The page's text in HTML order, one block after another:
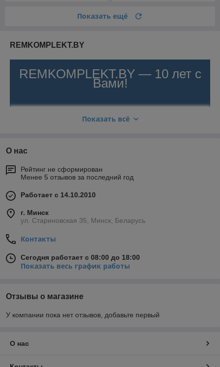
Показать ещё
REMKOMPLEKT.BY
REMKOMPLEKT.BY — 10 лет с
Вами!
Поставки ремкомплектов
всех заводов-
Смотреть каталог
Почему наши запчасти?
Оригиналь
комплекту
Официаль
Соответств
Показать всё
О нас
Рейтинг не сформирован
Менее 5 отзывов за последний год
Работает с 14.10.2010
г. Минск
ул. Стариновская 35, Минск, Беларусь
Контакты
Сегодня работает с 08:00 до 18:00
Показать весь график работы
Отзывы о магазине
У компании пока нет отзывов, добавьте первый
О нас